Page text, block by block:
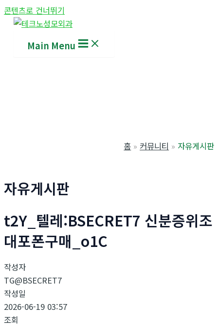
콘텐츠로 건너뛰기
Main Menu
홈 커뮤니티 자유게시판
자유게시판
t2Y_텔레:BSECRET7 신분증위조
대포폰구매_o1C
작성자
TG@BSECRET7
작성일
2026-06-19 03:57
조회